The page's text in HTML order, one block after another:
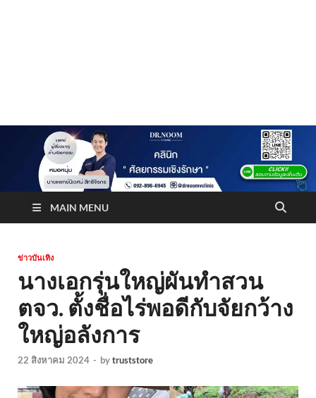
Truststoreonline
MAIN MENU
ข่าวบันเทิง
นางเอกรุ่นใหญ่ผันทำสวน
ตจว. ตั้งชื่อไร่พอดีกับจัยกว้าง
ใหญ่อลังการ
22 สิงหาคม 2024 - bytruststore